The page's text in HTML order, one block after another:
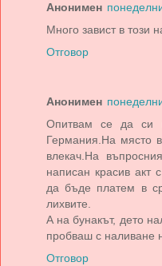
Анонимен
Много завист в този
Отговор
Анонимен
Опитвам се да си
Германия.На място
влекач.На
написан красив акт
да бъде платем в
лихвите.
А на бунакът, дето
пробваш с наливане
Отговор